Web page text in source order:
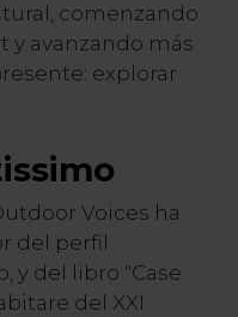
comenzando
y avanzando más
explorar
Voices ha
del perfil
y del libro "Case
del XXI